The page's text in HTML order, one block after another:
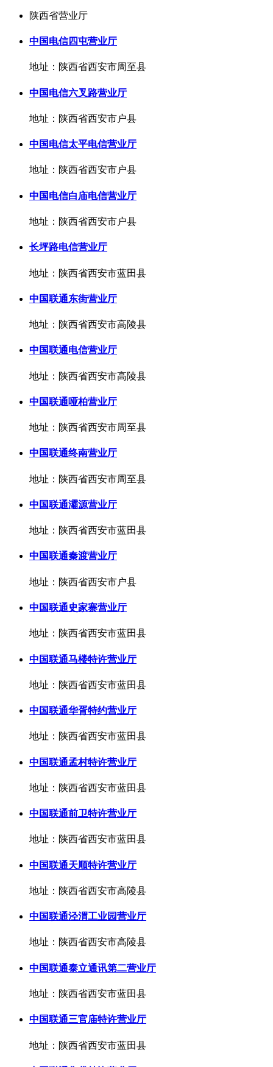
陕西省营业厅
中国电信四屯营业厅
地址：陕西省西安市周至县
中国电信六叉路营业厅
地址：陕西省西安市户县
中国电信太平电信营业厅
地址：陕西省西安市户县
中国电信白庙电信营业厅
地址：陕西省西安市户县
长坪路电信营业厅
地址：陕西省西安市蓝田县
中国联通东街营业厅
地址：陕西省西安市高陵县
中国联通电信营业厅
地址：陕西省西安市高陵县
中国联通哑柏营业厅
地址：陕西省西安市周至县
中国联通终南营业厅
地址：陕西省西安市周至县
中国联通灞源营业厅
地址：陕西省西安市蓝田县
中国联通秦渡营业厅
地址：陕西省西安市户县
中国联通史家寨营业厅
地址：陕西省西安市蓝田县
中国联通马楼特许营业厅
地址：陕西省西安市蓝田县
中国联通华胥特约营业厅
地址：陕西省西安市蓝田县
中国联通孟村特许营业厅
地址：陕西省西安市蓝田县
中国联通前卫特许营业厅
地址：陕西省西安市蓝田县
中国联通天顺特许营业厅
地址：陕西省西安市高陵县
中国联通泾渭工业园营业厅
地址：陕西省西安市高陵县
中国联通泰立通讯第二营业厅
地址：陕西省西安市蓝田县
中国联通三官庙特许营业厅
地址：陕西省西安市蓝田县